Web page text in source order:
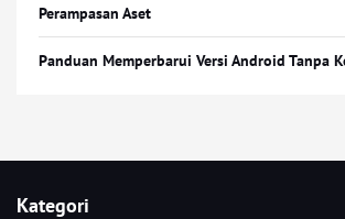
Perampasan Aset
Panduan Memperbarui Versi Android Tanpa
Kategori